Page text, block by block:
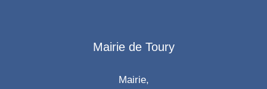
Mairie de Toury
Mairie,